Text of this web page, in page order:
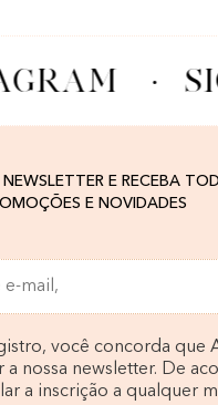
E RECEBA
E NOVIDADES
você concorda que
a nossa newsletter. De
a inscrição a qualquer